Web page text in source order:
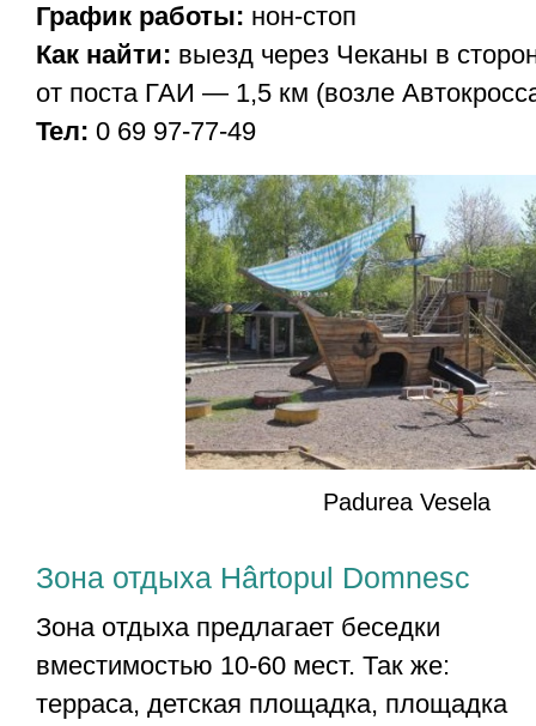
График работы: нон-стоп
Как найти: выезд через Чеканы в
от поста ГАИ — 1,5 км (возле
Teл: 0 69 97-77-49
Padurea Vesela
Зона отдыха Hârtopul Domnesc
Зона отдыха предлагает беседки
вместимостью 10-60 мест. Так же:
терраса, детская площадка, площадка